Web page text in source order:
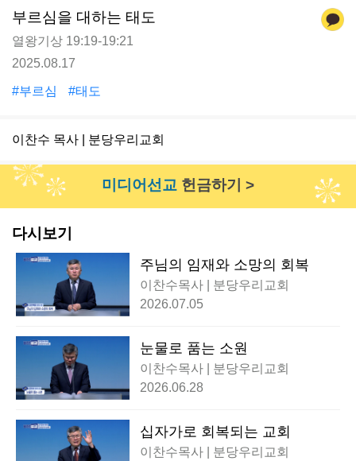
부르심을 대하는 태도
열왕기상 19:19-19:21
2025.08.17
#부르심 #태도
이찬수 목사 | 분당우리교회
미디어선교 헌금하기 >
다시보기
주님의 임재와 소망의 회복
이찬수목사 | 분당우리교회
2026.07.05
눈물로 품는 소원
이찬수목사 | 분당우리교회
2026.06.28
십자가로 회복되는 교회
이찬수목사 | 분당우리교회